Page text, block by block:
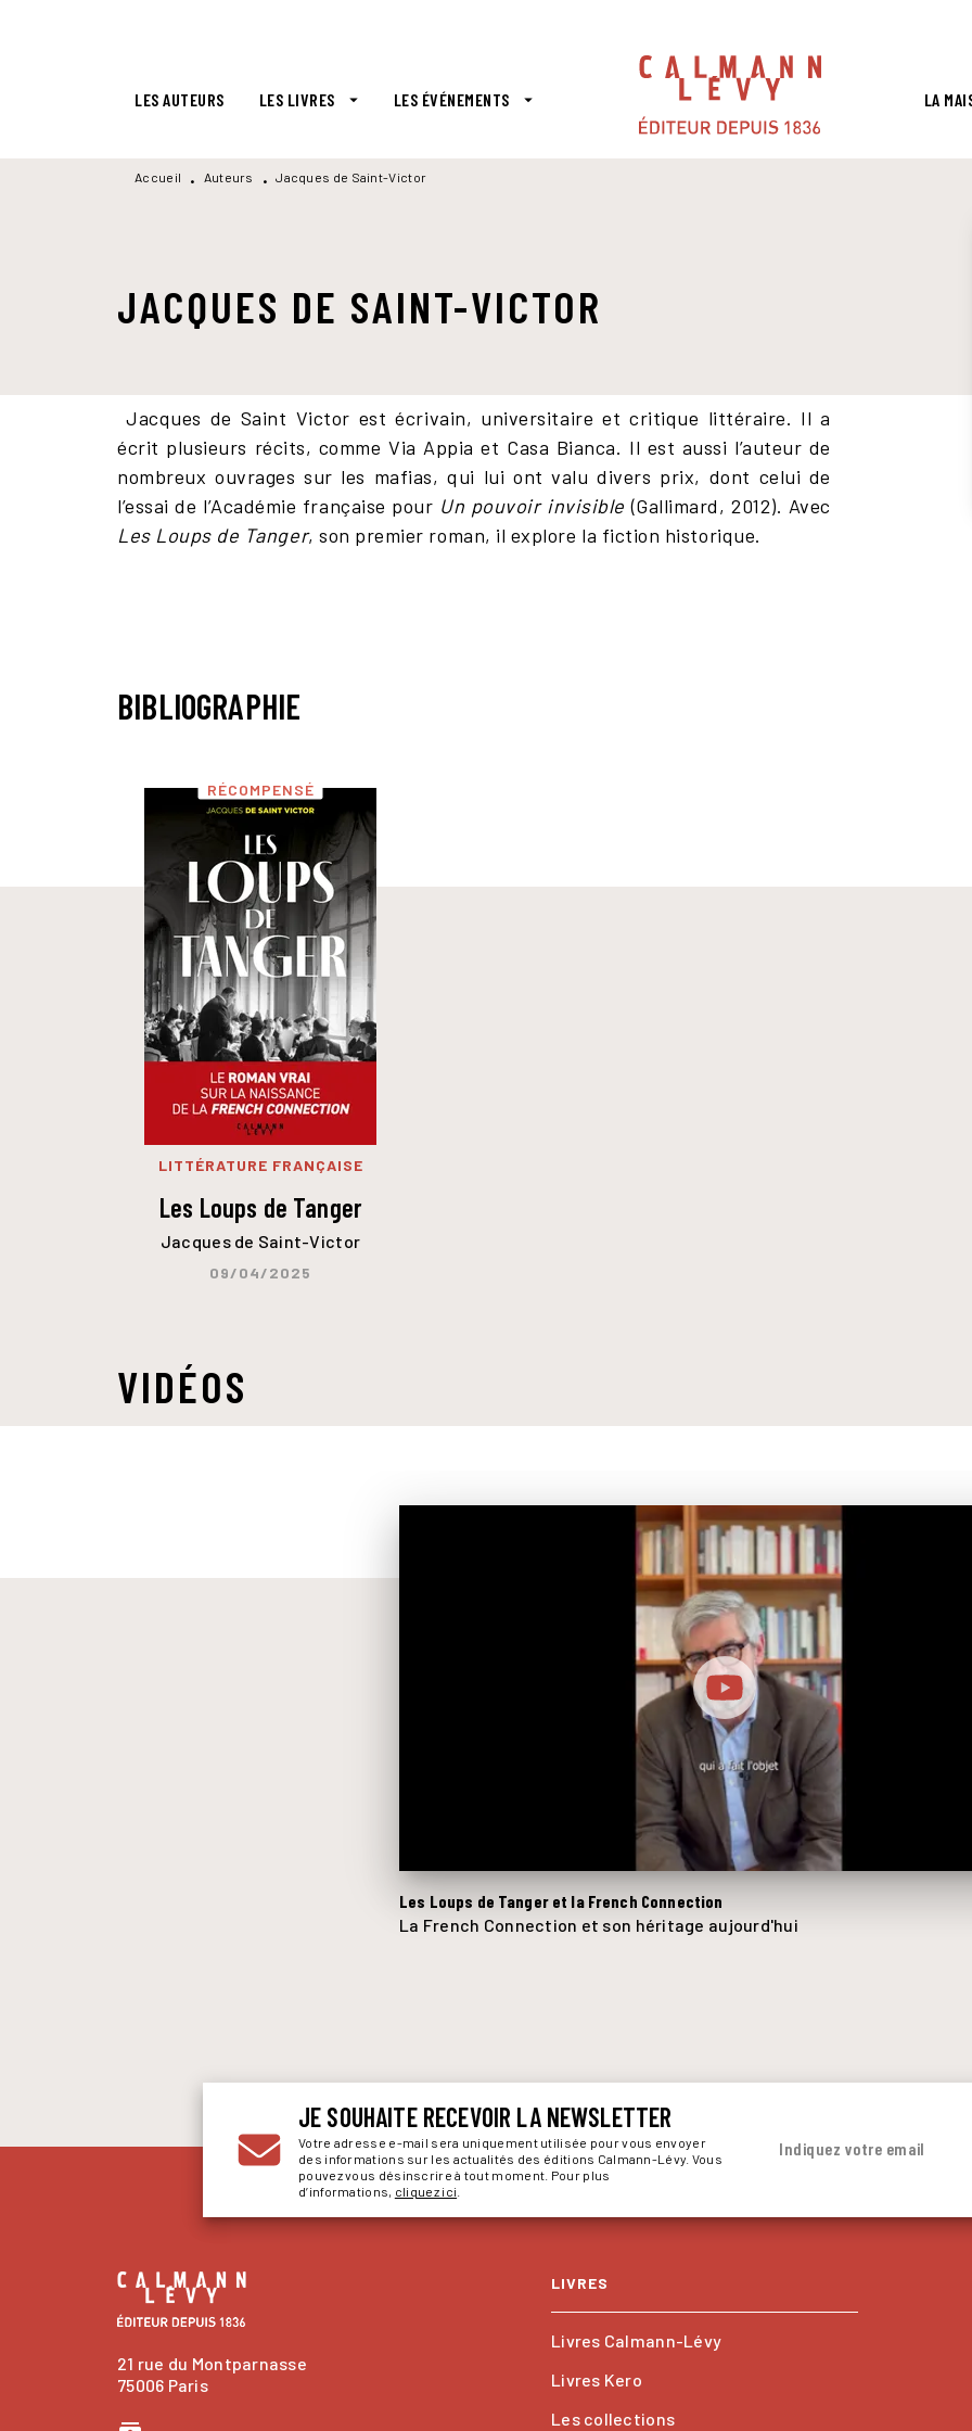
LES AUTEURS LES LIVRES arrow_drop_down LES ÉVÉNEMENTS arrow_drop_down LA
Accueil • Auteurs • Jacques de Saint-Victor
JACQUES DE SAINT-VICTOR
Jacques de Saint Victor est écrivain, universitaire et critique littéraire. Il a
écrit plusieurs récits, comme Via Appia et Casa Bianca. Il est aussi l’auteur de
nombreux ouvrages sur les mafias, qui lui ont valu divers prix, dont celui de
l’essai de l’Académie française pour Un pouvoir invisible (Gallimard, 2012). Avec
Les Loups de Tanger, son premier roman, il explore la fiction historique.
BIBLIOGRAPHIE
RÉCOMPENSÉ
LITTÉRATURE FRANÇAISE
Les Loups de Tanger
Jacques de Saint-Victor
09/04/2025
VIDÉOS
Les Loups de Tanger et la French Connection
La French Connection et son héritage aujourd'hui
JE SOUHAITE RECEVOIR LA NEWSLETTER
Votre adresse e-mail sera uniquement utilisée pour vous envoyer
des informations sur les actualités des éditions Calmann-Lévy. Vous
pouvez vous désinscrire à tout moment. Pour plus
d’informations, cliquez ici
Indiquez votre email
21 rue du Montparnasse
75006 Paris
LIVRES
Livres Calmann-Lévy
Livres Kero
Les collections